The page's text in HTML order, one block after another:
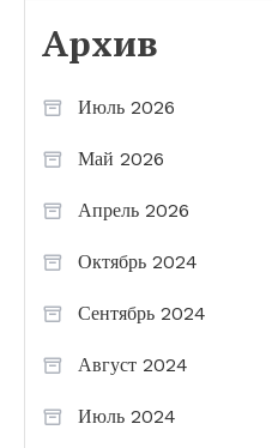
Архив
Июль 2026
Май 2026
Апрель 2026
Октябрь 2024
Сентябрь 2024
Август 2024
Июль 2024